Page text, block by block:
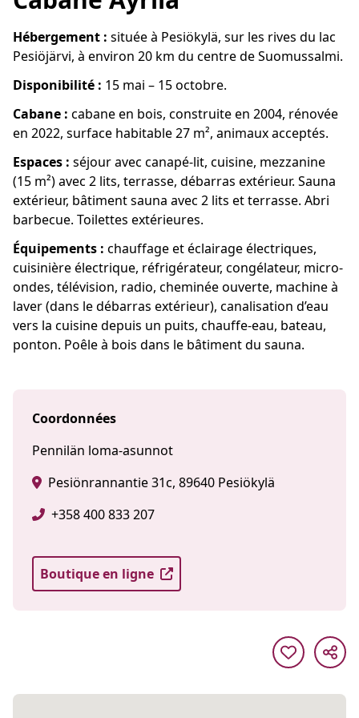
Hébergement : située à Pesiökylä, sur les rives du lac
Pesiöjärvi, à environ 20 km du centre de Suomussalmi.
Disponibilité : 15 mai – 15 octobre.
Cabane : cabane en bois, construite en 2004, rénovée
en 2022, surface habitable 27 m², animaux acceptés.
Espaces : séjour avec canapé-lit, cuisine, mezzanine
(15 m²) avec 2 lits, terrasse, débarras extérieur. Sauna
extérieur, bâtiment sauna avec 2 lits et terrasse. Abri
barbecue. Toilettes extérieures.
Équipements : chauffage et éclairage électriques,
cuisinière électrique, réfrigérateur, congélateur, micro-
ondes, télévision, radio, cheminée ouverte, machine à
laver (dans le débarras extérieur), canalisation d’eau
vers la cuisine depuis un puits, chauffe-eau, bateau,
ponton. Poêle à bois dans le bâtiment du sauna.
Coordonnées
Pennilän loma-asunnot
Pesiönrannantie 31c, 89640 Pesiökylä
+358 400 833 207
Boutique en ligne